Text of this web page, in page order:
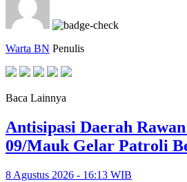
Warta BN Penulis
Baca Lainnya
Antisipasi Daerah
09/Mauk Gelar Patroli
8 Agustus 2026 - 16:13 WIB